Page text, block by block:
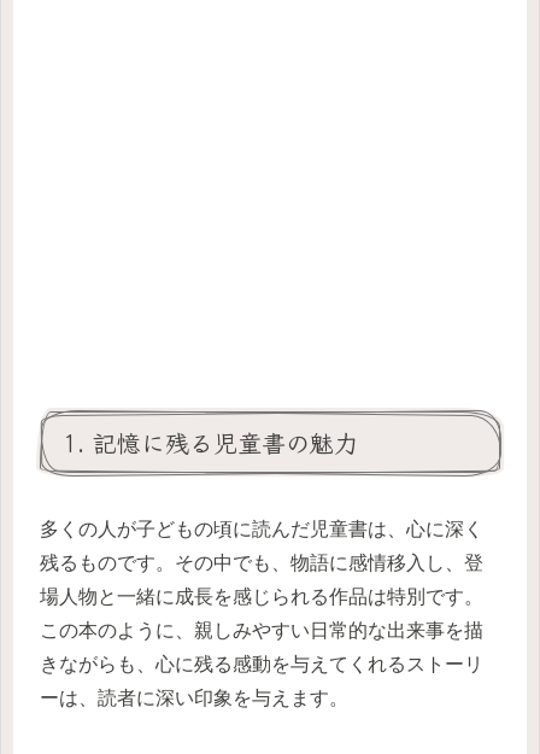
1. 記憶に残る児童書の魅力
多くの人が子どもの頃に読んだ児童書は、心に深く
残るものです。その中でも、物語に感情移入し、登
場人物と一緒に成長を感じられる作品は特別です。
この本のように、親しみやすい日常的な出来事を描
きながらも、心に残る感動を与えてくれるストーリ
ーは、読者に深い印象を与えます。